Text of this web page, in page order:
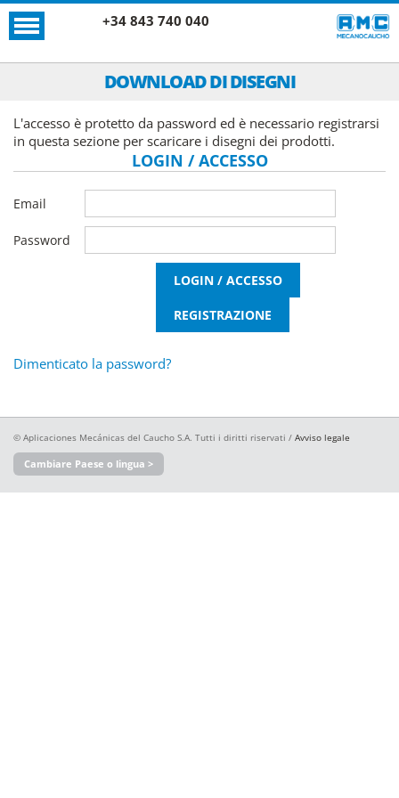
+34 843 740 040
DOWNLOAD DI DISEGNI
L'accesso è protetto da password ed è necessario registrarsi
in questa sezione per scaricare i disegni dei prodotti.
LOGIN / ACCESSO
Email
Password
Dimenticato la password?
© Aplicaciones Mecánicas del Caucho S.A. Tutti i diritti riservati / Avviso legale
Cambiare Paese o lingua >